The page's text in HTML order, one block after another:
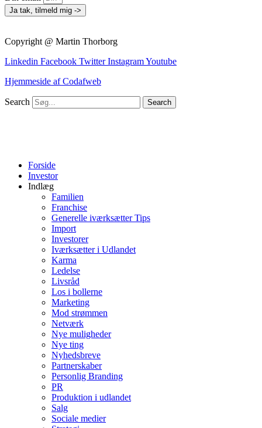
Ja tak, tilmeld mig ->
Copyright @ Martin Thorborg
Linkedin Facebook Twitter InstagramYoutube
Hjemmeside af Codafweb
Search Search
Forside
Investor
Indlæg
Familien
Franchise
Generelle iværksætter Tips
Import
Investorer
Iværksætter i Udlandet
Karma
Ledelse
Livsråd
Los i bollerne
Marketing
Mod strømmen
Netværk
Nye muligheder
Nye ting
Nyhedsbreve
Partnerskaber
Personlig Branding
PR
Produktion i udlandet
Salg
Sociale medier